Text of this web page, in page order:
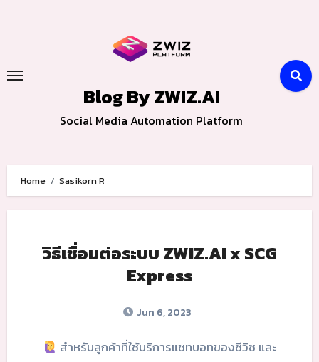
Blog By ZWIZ.AI
Social Media Automation Platform
Home Sasikorn R
วิธีเชื่อมต่อระบบ ZWIZ.AI x SCG
Express
Jun 6, 2023
สำหรับลูกค้าที่ใช้บริการแชทบอทของซีวิซ และ